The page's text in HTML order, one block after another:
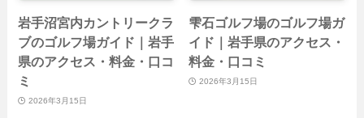
岩手沼宮内カントリークラ
ブのゴルフ場ガイド｜岩手
県のアクセス・料金・口コ
ミ
2026年3月15日
雫石ゴルフ場のゴルフ場ガ
イド｜岩手県のアクセス・
料金・口コミ
2026年3月15日